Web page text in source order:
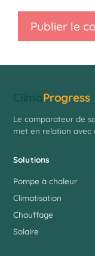
Progress
Le comparateur de
met en relation avec
Solutions
Pompe à chaleur
Climatisation
Chauffage
Solaire